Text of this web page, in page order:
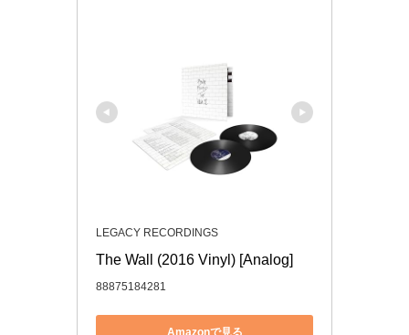
LEGACY RECORDINGS
The Wall (2016 Vinyl) [Analog]
88875184281